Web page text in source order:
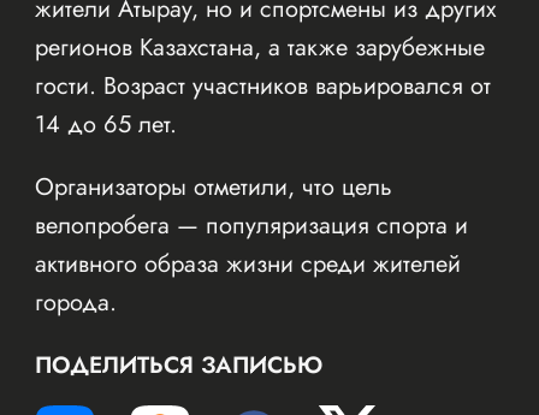
жители Атырау, но и спортсмены из других
регионов Казахстана, а также зарубежные
гости. Возраст участников варьировался от
14 до 65 лет.
Организаторы отметили, что цель
велопробега — популяризация спорта и
активного образа жизни среди жителей
города.
ПОДЕЛИТЬСЯ ЗАПИСЬЮ